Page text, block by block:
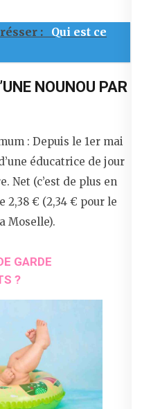
:
Qui est ce
NOUNOU PAR
: Depuis le 1er mai
éducatrice de jour
Net (c’est de plus en
€ (2,34 € pour le
Moselle).
GARDE
?